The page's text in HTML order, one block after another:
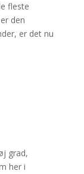
fleste
den
er det nu
grad,
her i